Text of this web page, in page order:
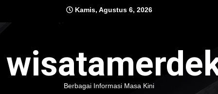
content
Kamis, Agustus 6, 2026
Berbagai Informasi Masa Kini